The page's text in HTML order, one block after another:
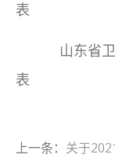
表
山东省
表
上一条： 关于